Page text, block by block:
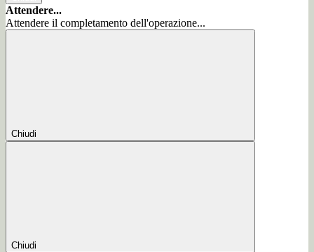
Attendere...
Attendere il completamento dell'operazione...
Chiudi
Chiudi